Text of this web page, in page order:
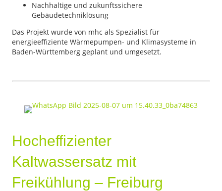
Nachhaltige und zukunftssichere
Gebäudetechniklösung
Das Projekt wurde von mhc als Spezialist für
energieeffiziente Wärmepumpen- und Klimasysteme in
Baden-Württemberg geplant und umgesetzt.
Hocheffizienter
Kaltwassersatz mit
Freikühlung – Freiburg